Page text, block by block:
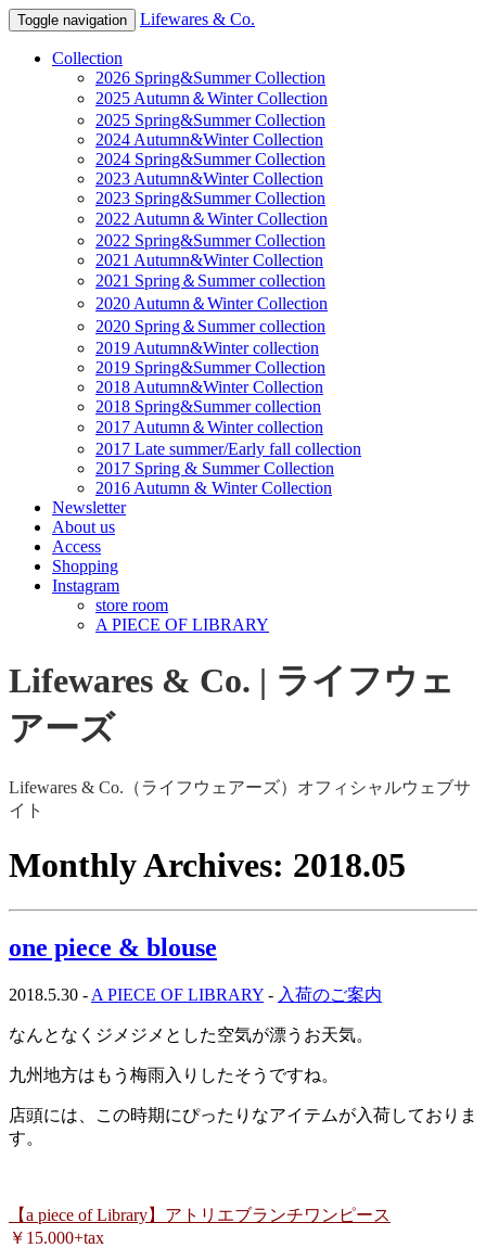
Toggle navigation Lifewares & Co.
Collection
2026 Spring&Summer Collection
2025 Autumn＆Winter Collection
2025 Spring&Summer Collection
2024 Autumn&Winter Collection
2024 Spring&Summer Collection
2023 Autumn&Winter Collection
2023 Spring&Summer Collection
2022 Autumn＆Winter Collection
2022 Spring&Summer Collection
2021 Autumn&Winter Collection
2021 Spring＆Summer collection
2020 Autumn＆Winter Collection
2020 Spring＆Summer collection
2019 Autumn&Winter collection
2019 Spring&Summer Collection
2018 Autumn&Winter Collection
2018 Spring&Summer collection
2017 Autumn＆Winter collection
2017 Late summer/Early fall collection
2017 Spring & Summer Collection
2016 Autumn & Winter Collection
Newsletter
About us
Access
Shopping
Instagram
store room
A PIECE OF LIBRARY
Lifewares & Co. | ライフウェ
アーズ
Lifewares & Co.（ライフウェアーズ）オフィシャルウェブサ
イト
Monthly Archives: 2018.05
one piece & blouse
2018.5.30 - A PIECE OF LIBRARY - 入荷のご案内
なんとなくジメジメとした空気が漂うお天気。
九州地方はもう梅雨入りしたそうですね。
店頭には、この時期にぴったりなアイテムが入荷しておりま
す。
【a piece of Library】アトリエブランチワンピース
￥15.000+tax